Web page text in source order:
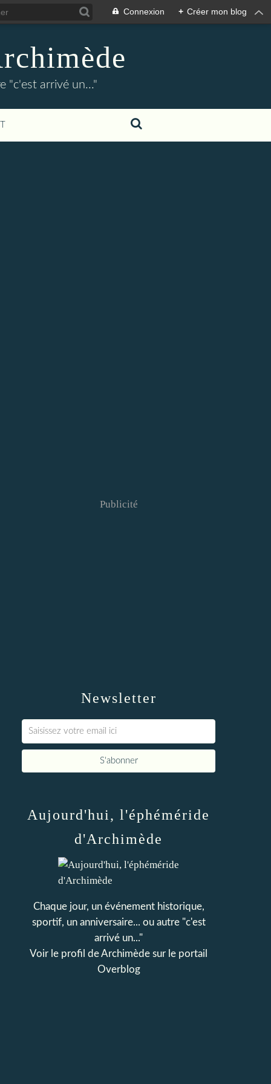
Connexion + Créer mon blog
"c'est arrivé un..."
Newsletter
Publicité
Aujourd'hui, l'éphéméride
d'Archimède
Chaque jour, un événement historique,
sportif, un anniversaire... ou autre "c'est
arrivé un..."
Voir le profil deArchimède sur le portail
Overblog